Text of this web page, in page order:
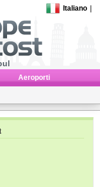
Italiano
Aeroporti